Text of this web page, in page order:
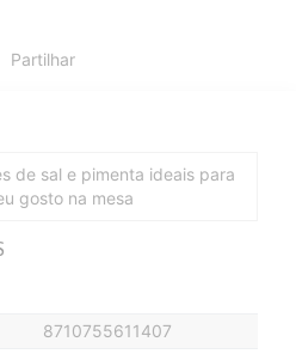
Partilhar
de sal e pimenta ideais para
gosto na mesa
8710755611407